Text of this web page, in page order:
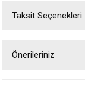
Taksit Seçenekleri
Önerileriniz